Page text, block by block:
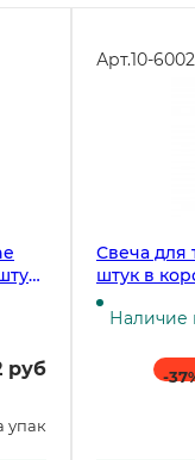
руб
упак
Арт.10-6002
Свеча для
штук в
Наличие
-37